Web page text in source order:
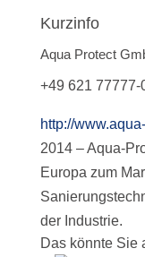
Kurzinfo
Aqua Protect
+49 621 77777-
http://
2014 – Aqua-
Europa zum
der Industrie.
Das könnte Sie